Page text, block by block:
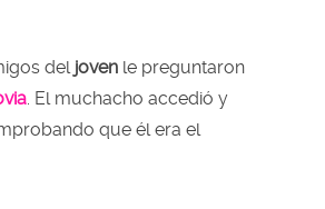
del joven le preguntaron
. El muchacho accedió y
que él era el